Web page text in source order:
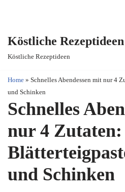
content
Köstliche Rezeptideen
Köstliche Rezeptideen
Home » Schnelles Abendessen mit nur 4
und Schinken
Schnelles
nur 4 Zutaten:
und Schinken